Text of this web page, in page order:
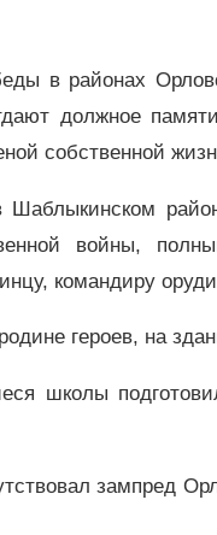
в районах
должное
собственной
войны,
командиру
героев, на
школы
зампред